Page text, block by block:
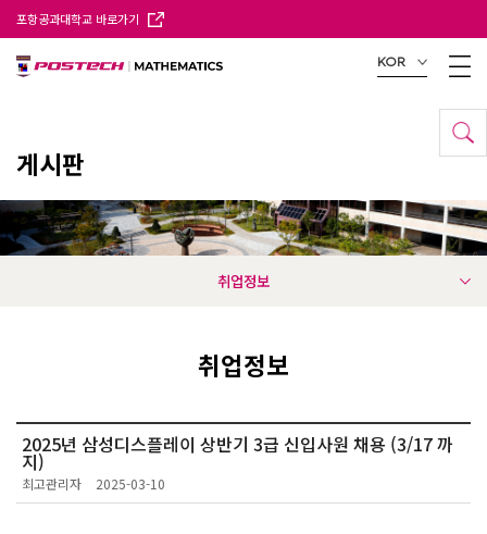
포항공과대학교 바로가기
KOR
게시판
취업정보
취업정보
2025년 삼성디스플레이 상반기 3급 신입사원 채용 (3/17 까
지)
최고관리자 2025-03-10